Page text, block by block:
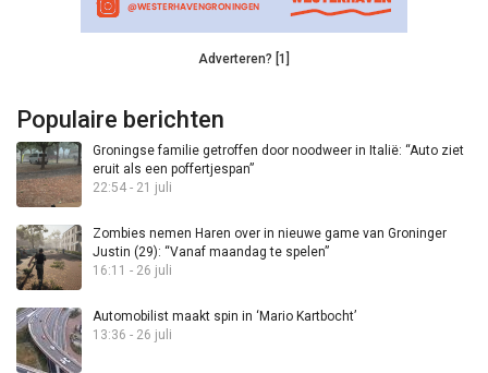
Adverteren? [1]
Populaire berichten
Groningse familie getroffen door noodweer in Italië: “Auto ziet
eruit als een poffertjespan”
22:54 - 21 juli
Zombies nemen Haren over in nieuwe game van Groninger
Justin (29): “Vanaf maandag te spelen”
16:11 - 26 juli
Automobilist maakt spin in ‘Mario Kartbocht’
13:36 - 26 juli